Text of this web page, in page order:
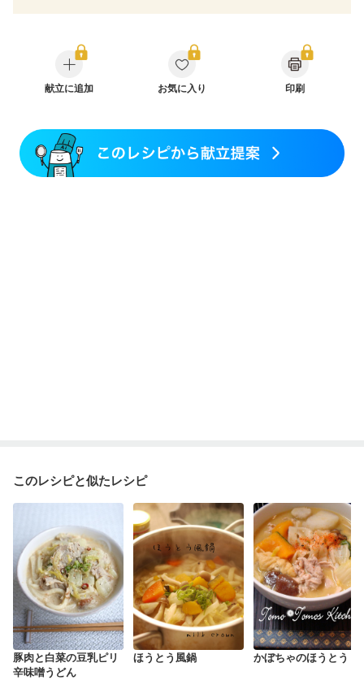
低栄養予防
献立に追加 お気に入り 印刷
このレシピと似たレシピ
豚肉と白菜の豆乳ピリ
辛味噌うどん
ほうとう風鍋 かぼちゃのほうとう